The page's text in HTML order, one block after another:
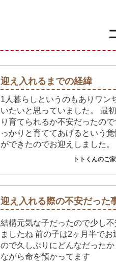
迎え入れるまでの経緯
1人暮らしというのもありワン
いたいと思っていました。 最
り育てられるか不安だったの
っかりと育ててあげるという
ができたのでお迎えしました。
トトくんのご
迎え入れる際の不安だった
結構元気な子だったので少し
ましたね 前の子は2ヶ月半でお
ので久しぶりにどんなだった
ながら命を預かってます